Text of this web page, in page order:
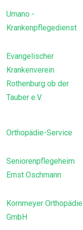
Umano -
Krankenpflegedienst
Evangelischer
Krankenverein
Rothenburg ob der
Tauber e.V.
Orthopädie-Service
Seniorenpflegeheim
Ernst Oschmann
Kornmeyer Orthopädie
GmbH